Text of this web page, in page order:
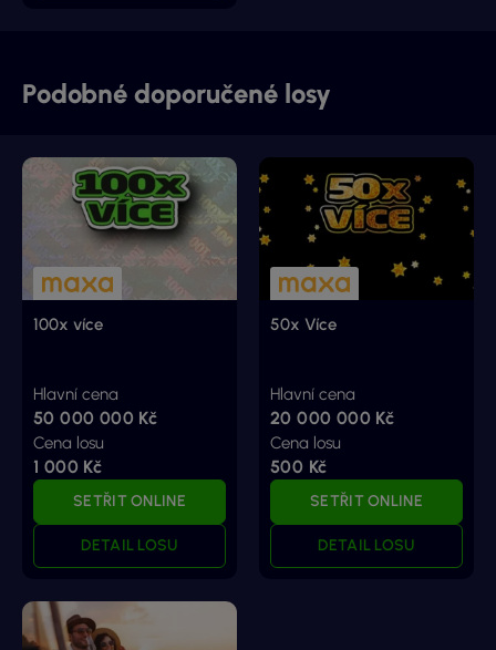
Podobné doporučené losy
100x více
Hlavní cena
50 000 000 Kč
Cena losu
1 000 Kč
SETŘIT ONLINE
DETAIL LOSU
50x Více
Hlavní cena
20 000 000 Kč
Cena losu
500 Kč
SETŘIT ONLINE
DETAIL LOSU